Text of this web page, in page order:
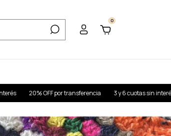
0
3 y 6 cuotas sin interés 20% OFF por transferencia